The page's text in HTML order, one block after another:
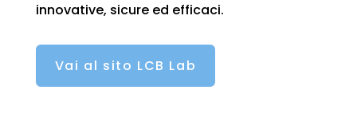
innovative, sicure ed efficaci.
Vai al sito LCB Lab